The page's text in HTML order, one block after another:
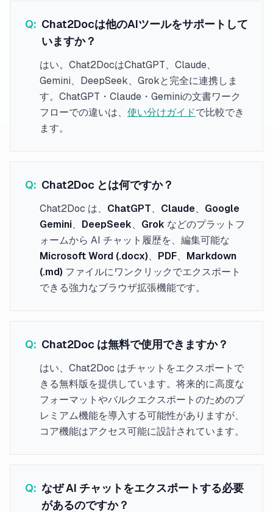
Q: Chat2Docは他のAIツールをサポートして
いますか？
はい。Chat2DocはChatGPT、Claude、
Gemini、DeepSeek、Grokと完全に連携しま
す。ChatGPT・Claude・Geminiの文書ワーク
フローでの違いは、 使い分けガイドで比較でき
ます。
Q: Chat2Doc とは何ですか？
Chat2Doc は、 ChatGPT、 Claude、 Google
Gemini、 DeepSeek、 Grok などのプラットフ
ォームから AI チャット履歴を、編集可能な
Microsoft Word (.docx)、 PDF、 Markdown
(.md) ファイルにワンクリックでエクスポート
できる強力なブラウザ拡張機能です。
Q: Chat2Doc は無料で使用できますか？
はい、Chat2Doc はチャットをエクスポートで
きる無料版を提供しています。将来的に高度な
フォーマットやバルクエクスポートのためのプ
レミアム機能を導入する可能性がありますが、
コア機能はアクセス可能に設計されています。
Q: なぜ AI チャットをエクスポートする必要
があるのですか？